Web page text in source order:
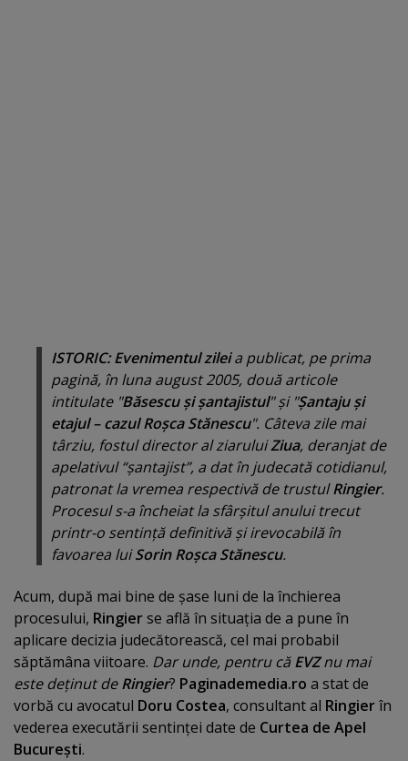
ISTORIC: Evenimentul zileia publicat, pe prima
pagină, în luna august 2005, două articole
intitulate "Băsescu şi şantajistul" şi "Şantaju şi
etajul – cazul Roşca Stănescu". Câteva zile mai
târziu, fostul director al ziaruluiZiua, deranjat de
apelativul “şantajist”, a dat în judecată cotidianul,
patronat la vremea respectivă de trustulRingier.
Procesul s-a încheiat la sfârşitul anului trecut
printr-o sentinţă definitivă şi irevocabilă în
favoarea luiSorin Roşca Stănescu.
Acum, după mai bine de şase luni de la închierea
procesului, Ringierse află în situaţia de a pune în
aplicare decizia judecătorească, cel mai probabil
săptămâna viitoare. Dar unde, pentru căEVZnu mai
este deţinut deRingier? Paginademedia.ro a stat de
vorbă cu avocatul Doru Costea, consultant al Ringierîn
vederea executării sentinţei date de Curtea de Apel
Bucureşti.